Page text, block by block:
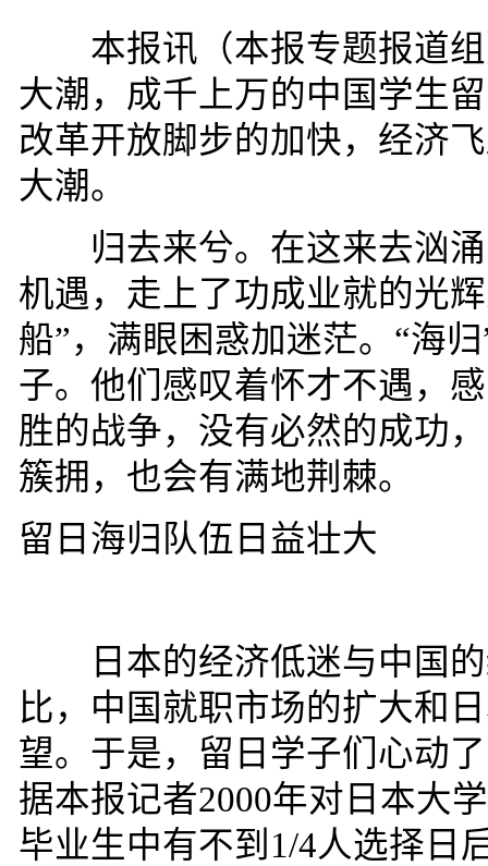
本报讯（本报专题报道
大潮，成千上万的中国学生
改革开放脚步的加快，经济
大潮。
归去来兮。在这来去汹涌
机遇，走上了功成业就的光
船”，满眼困惑加迷茫。 “海归
子。他们感叹着怀才不遇，
胜的战争，没有必然的成功
簇拥，也会有满地荆棘。
留日海归队伍日益壮大
日本的经济低迷与中国的
比，中国就职市场的扩大和
望。于是，留日学子们心动
据本报记者2000年对日本大
毕业生中有不到 1/4人选择日